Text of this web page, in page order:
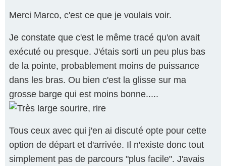
Merci Marco, c'est ce que je voulais voir.
Je constate que c'est le même tracé qu'on avait
exécuté ou presque. J'étais sorti un peu plus bas
de la pointe, probablement moins de puissance
dans les bras. Ou bien c'est la glisse sur ma
grosse barge qui est moins bonne.....
Tous ceux avec qui j'en ai discuté opte pour cette
option de départ et d'arrivée. Il n'existe donc tout
simplement pas de parcours "plus facile". J'avais